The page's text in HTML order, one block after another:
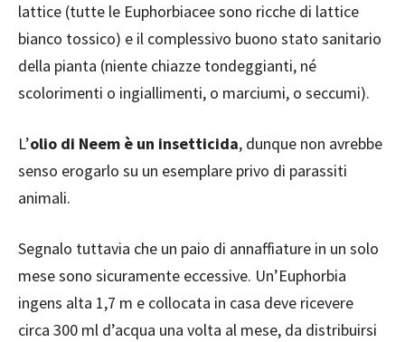
lattice (tutte le Euphorbiacee sono ricche di lattice
bianco tossico) e il complessivo buono stato sanitario
della pianta (niente chiazze tondeggianti, né
scolorimenti o ingiallimenti, o marciumi, o seccumi).
L’olio di Neem è un insetticida, dunque non avrebbe
senso erogarlo su un esemplare privo di parassiti
animali.
Segnalo tuttavia che un paio di annaffiature in un solo
mese sono sicuramente eccessive. Un’Euphorbia
ingens alta 1,7 m e collocata in casa deve ricevere
circa 300 ml d’acqua una volta al mese, da distribuirsi